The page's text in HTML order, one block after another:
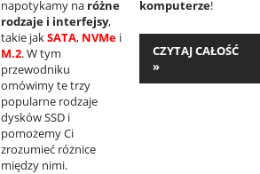
napotykamy na różne
rodzaje i interfejsy,
takie jakSATA, NVMe i
M.2. W tym
przewodniku
omówimy te trzy
popularne rodzaje
dysków SSD i
pomożemy Ci
zrozumieć różnice
między nimi.
komputerze!
CZYTAJ CAŁOŚĆ
»